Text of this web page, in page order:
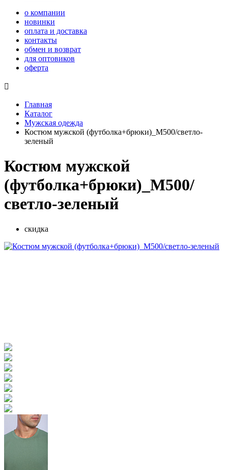
о компании
новинки
оплата и доставка
контакты
обмен и возврат
для оптовиков
оферта

Главная
Каталог
Мужская одежда
Костюм мужской (футболка+брюки)_М500/светло-
зеленый
Костюм мужской
(футболка+брюки)_М500/
светло-зеленый
скидка